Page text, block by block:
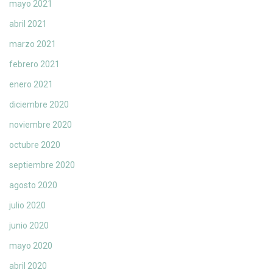
mayo 2021
abril 2021
marzo 2021
febrero 2021
enero 2021
diciembre 2020
noviembre 2020
octubre 2020
septiembre 2020
agosto 2020
julio 2020
junio 2020
mayo 2020
abril 2020